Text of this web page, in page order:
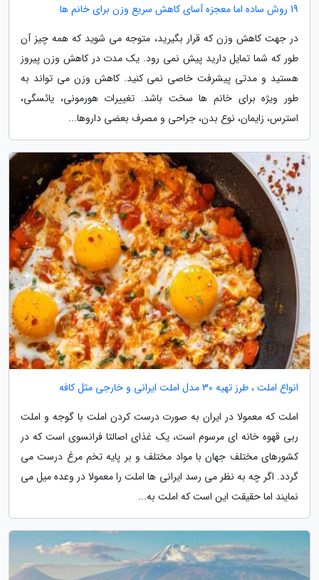
19 روش ساده اما معجزه آسای کاهش سریع وزن برای خانم ها
در جهت کاهش وزن که قرار بگیرید، متوجه می شوید که همه چیز آن
طور که شما تمایل دارید پیش نمی رود. یک مدت در کاهش وزن پیروز
هستید و مدتی پیشرفت خاصی نمی کنید. کاهش وزن می تواند به
طور ویژه برای خانم ها سخت باشد. تغییرات هورمونی، یائسگی،
استرس، زایمان، نوع بدن، جراحی و مصرف بعضی داروها...
انواع املت ، طرز تهیه 30 مدل املت ایرانی و خارجی مثل کافه
املت که معمولا در ایران به صورت درست کردن املت با گوجه و املت
ربی قهوه خانه ای مرسوم است، یک غذای اصالتا فرانسوی است که در
کشورهای مختلف جهان با مواد مختلف و بر پایه تخم مرغ درست می
گردد. اگر چه به نظر می رسد ایرانی ها املت را معمولا در وعده میل می
نمایند اما حقیقت این است که املت به...